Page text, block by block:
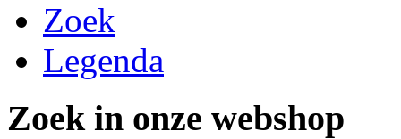
Zoek
Legenda
Zoek in onze webshop